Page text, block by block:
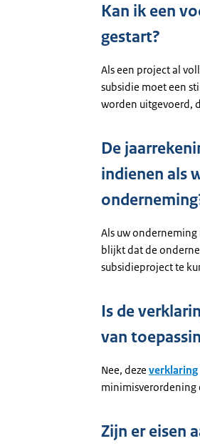
Kan ik een
gestart?
Als een project al
subsidie moet een
worden uitgevoerd,
De
indienen als
Als uw
blijkt dat de
subsidieproject te
Is de
van
Nee, deze verklaring
minimisverordening
Zijn er eisen